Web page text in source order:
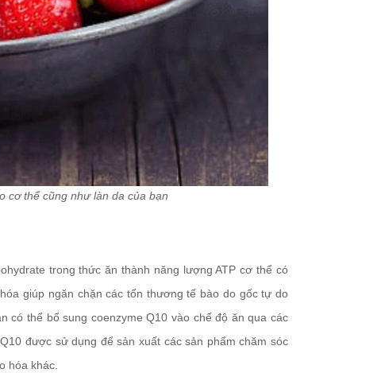
cơ thể cũng như làn da của bạn
trong thức ăn thành năng lượng ATP cơ thể có
giúp ngăn chặn các tổn thương tế bào do gốc tự do
có thể bổ sung coenzyme Q10 vào chế độ ăn qua các
được sử dụng để sản xuất các sản phẩm chăm sóc
hóa khác.